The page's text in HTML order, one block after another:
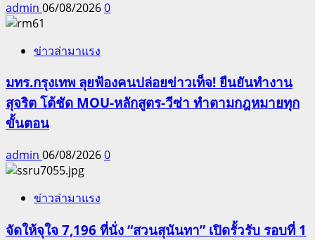
admin 06/08/20260
ข่าวล่ามาแรง
มทร.กรุงเทพ ลุยฟ้องคนปล่อยข่าวเท็จ! ยืนยันทำงาน
สุจริต โต้ชัด MOU-หลักสูตร-วีซ่า ทำตามกฎหมายทุก
ขั้นตอน
admin 06/08/20260
ข่าวล่ามาแรง
จัดให้จุใจ 7,196 ที่นั่ง “สวนสุนันทา” เปิดรั้วรับ รอบที่ 1